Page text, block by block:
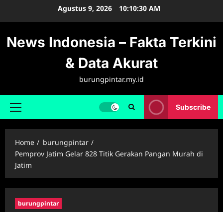
Agustus 9, 2026 10:10:30 AM
News Indonesia – Fakta Terkini
& Data Akurat
burungpintar.my.id
Primary
Subscribe
Home
burungpintar
Pemprov Jatim Gelar 828 Titik Gerakan Pangan Murah di
Jatim
burungpintar